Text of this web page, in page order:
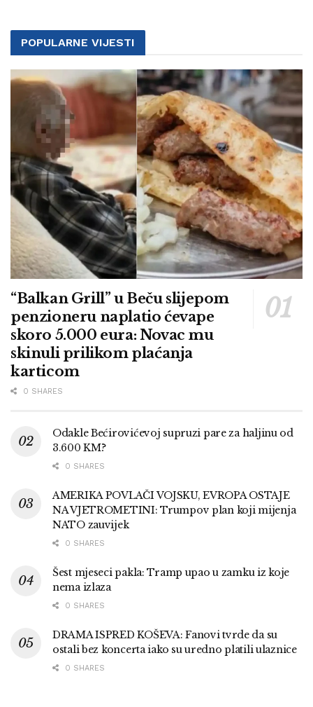
POPULARNE VIJESTI
“Balkan Grill” u Beču slijepom
penzioneru naplatio ćevape
skoro 5.000 eura: Novac mu
skinuli prilikom plaćanja
karticom
0 SHARES
Odakle Bećirovićevoj supruzi pare za haljinu od
3.600 KM?
0 SHARES
AMERIKA POVLAČI VOJSKU, EVROPA OSTAJE
NA VJETROMETINI: Trumpov plan koji mijenja
NATO zauvijek
0 SHARES
Šest mjeseci pakla: Tramp upao u zamku iz koje
nema izlaza
0 SHARES
DRAMA ISPRED KOŠEVA: Fanovi tvrde da su
ostali bez koncerta iako su uredno platili ulaznice
0 SHARES